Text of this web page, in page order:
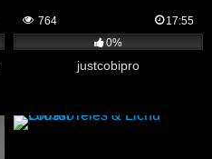
764
17:55
0%
justcobipro